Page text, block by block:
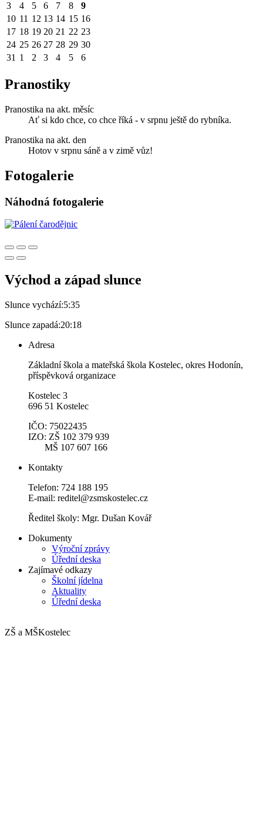
3
4 5 6 7 8
9
10 11 12 13 14 15 16
17 18 19 20 21 22 23
24 25 26 27 28 29 30
31 1 2 3 4 5 6
Pranostiky
Pranostika na akt. měsíc
Ať si kdo chce, co chce říká - v srpnu ještě do rybníka.
Pranostika na akt. den
Hotov v srpnu sáně a v zimě vůz!
Fotogalerie
Náhodná fotogalerie
Východ a západ slunce
Slunce vychází:5:35
Slunce zapadá:20:18
Adresa
Základní škola a mateřská škola Kostelec, okres Hodonín,
příspěvková organizace
Kostelec 3
696 51 Kostelec
IČO: 75022435
IZO: ZŠ 102 379 939
MŠ 107 607 166
Kontakty
Telefon: 724 188 195
E-mail: reditel@zsmskostelec.cz
Ředitel školy: Mgr. Dušan Kovář
Dokumenty
Výroční zprávy
Úřední deska
Zajímavé odkazy
Školní jídelna
Aktuality
Úřední deska
ZŠ a MŠKostelec